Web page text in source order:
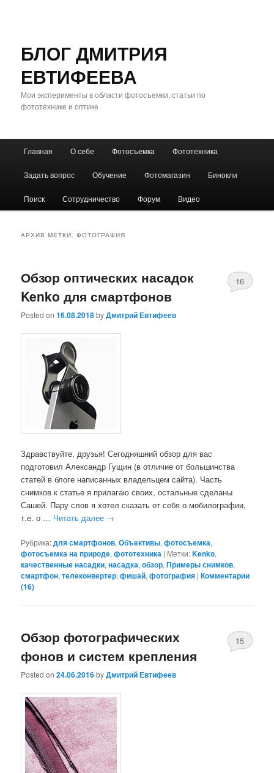
БЛОГ ДМИТРИЯ
ЕВТИФЕЕВА
Мои эксперименты в области фотосъемки, статьи по
фототехнике и оптике
Перейти
к
основному
содержимому
Перейти
к
дополнительному
содержимому
Главная О себе Фотосъемка Фототехника
Задать вопрос Обучение Фотомагазин Бинокли
Поиск Сотрудничество Форум Видео
АРХИВ МЕТКИ:ФОТОГРАФИЯ
Обзор оптических насадок
Kenko для смартфонов
Posted on16.08.2018byДмитрий Евтифеев
16
Здравствуйте, друзья! Сегодняшний обзор для вас
подготовил Александр Гущин (в отличие от большинства
статей в блоге написанных владельцем сайта). Часть
снимков к статье я прилагаю своих, остальные сделаны
Сашей. Пару слов я хотел сказать от себя о мобилографии,
т.е. о … Читать далее →
Рубрика:для смартфонов,Объективы,фотосъемка,
фотосъемка на природе,фототехника | Метки:Kenko,
качественные насадки,насадка,обзор,Примеры снимков,
смартфон,телеконвертер,фишай,фотография |Комментарии
(16)
Обзор фотографических
фонов и систем крепления
Posted on24.06.2016byДмитрий Евтифеев
15